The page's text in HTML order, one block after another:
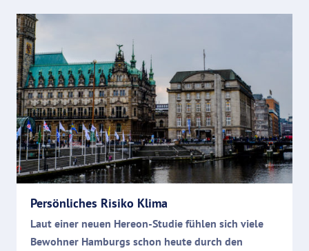
Persönliches Risiko Klima
Laut einer neuen Hereon-Studie fühlen sich viele
Bewohner Hamburgs schon heute durch den